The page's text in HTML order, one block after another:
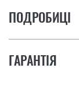
ПОДРОБИЦІ
ГАРАНТІЯ